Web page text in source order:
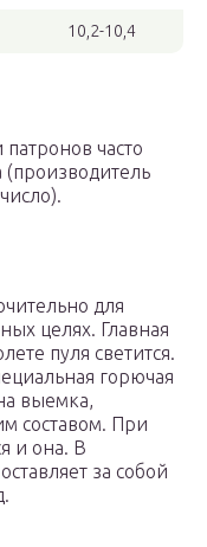
10,2-10,4
часто
(производитель
для
целях. Главная
пуля светится.
горючая
выемка,
составом. При
и она. В
за собой